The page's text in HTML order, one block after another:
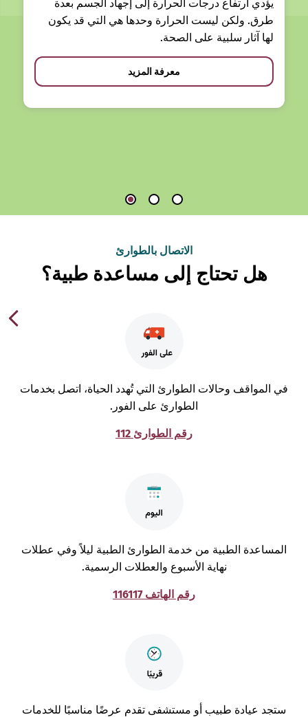
يؤدي ارتفاع درجات الحرارة إلى إجهاد الجسم بعدة
طرق. ولكن ليست الحرارة وحدها هي التي قد يكون
لها آثار سلبية على الصحة.
معرفة المزيد
الاتصال بالطوارئ
هل تحتاج إلى مساعدة طبية؟
المواقف وحالات الطوارئ التي تُهدد الحياة، اتصل بخدمات
الطوارئ على الفور.
رقم الطوارئ 112
الطبية من خدمة الطوارئ الطبية ليلاً وفي عطلات
نهاية الأسبوع والعطلات الرسمية.
رقم الهاتف 116117
عيادة طبيب أو مستشفى تقدم عرضًا مناسبًا للخدمات